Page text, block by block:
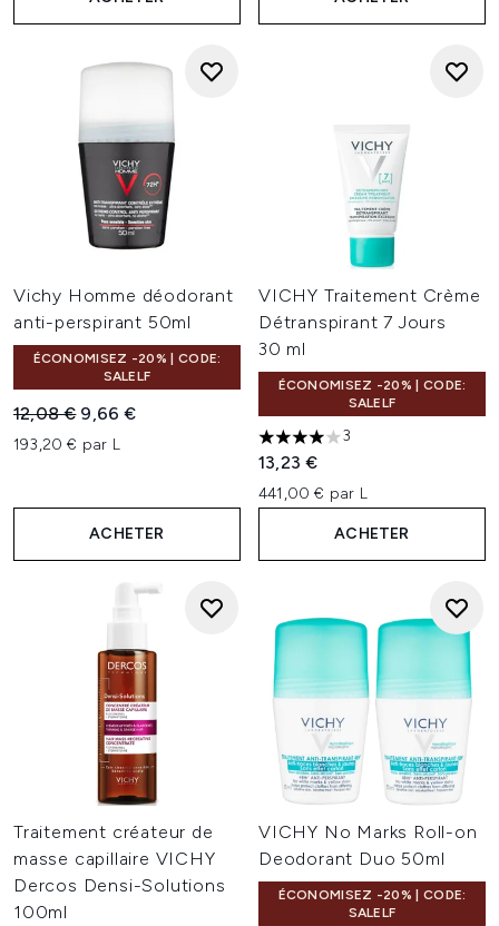
Vichy Homme déodorant
anti-perspirant 50ml
ÉCONOMISEZ -20% | CODE:
SALELF
Prix de vente :
12,08 € Prix ​​actuel :
9,66 €
193,20 € par L
ACHETER
VICHY Traitement Crème
Détranspirant 7 Jours
30 ml
ÉCONOMISEZ -20% | CODE:
SALELF
4 étoiles sur un maximum de
3
13,23 €
441,00 € par L
ACHETER
Traitement créateur de
masse capillaire VICHY
Dercos Densi-Solutions
100ml
VICHY No Marks Roll-on
Deodorant Duo 50ml
ÉCONOMISEZ -20% | CODE:
SALELF